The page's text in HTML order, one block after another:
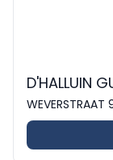
D'HALLUIN
WEVERSTRAAT